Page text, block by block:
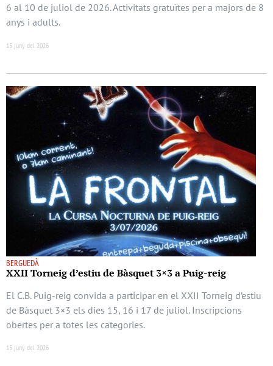
6 al 10 de juliol de 2026. Activitats gratuïtes per a majors de 8
anys i adults.
15 juny del 2026
BERGUEDÀ
XXII Torneig d’estiu de Bàsquet 3×3 a Puig-reig
El C.B. Puig-reig convida a participar en el XXII Torneig d’estiu
de Bàsquet 3×3 els dies 15, 16 i 17 de juliol. Inscripcions
obertes per a totes les categories.
15 juny del 2026